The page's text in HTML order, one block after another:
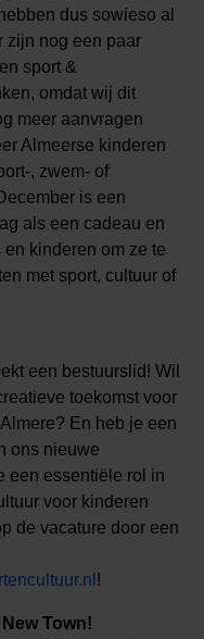
dus sowieso al
zijn nog een paar
sport &
omdat wij dit
meer aanvragen
Almeerse kinderen
, zwem- of
is een
als een cadeau en
kinderen om ze te
met sport, cultuur of
een bestuurslid! Wil
toekomst voor
En heb je een
ons nieuwe
een essentiële rol in
voor kinderen
de vacature door een
!
Town!